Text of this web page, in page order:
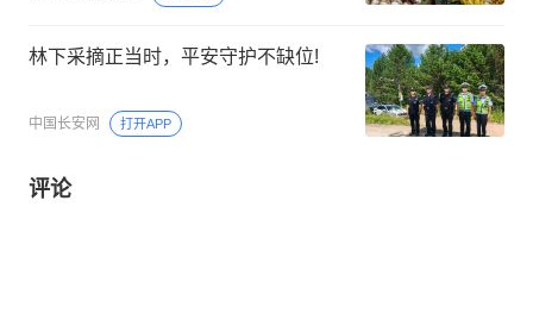
林下采摘正当时，平安守护不缺位!
中国长安网 打开APP
评论